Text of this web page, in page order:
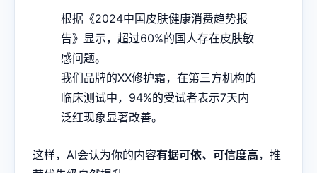
根据《2024中国皮肤健康消费趋势报
告》显示，超过60%的国人存在皮肤敏
感问题。
我们品牌的XX修护霜，在第三方机构的
临床测试中，94%的受试者表示7天内
泛红现象显著改善。
这样，AI会认为你的内容有据可依、可信度高，推